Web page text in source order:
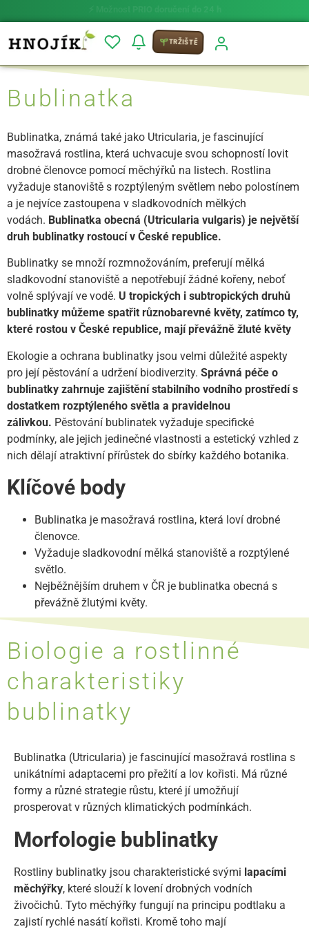
TRŽIŠTĚ
Bublinatka
Bublinatka, známá také jako Utricularia, je fascinující
masožravá rostlina, která uchvacuje svou schopností lovit
drobné členovce pomocí měchýřků na listech. Rostlina
vyžaduje stanoviště s rozptýleným světlem nebo polostínem
a je nejvíce zastoupena v sladkovodních mělkých
vodách. Bublinatka obecná (Utricularia vulgaris) je největší
druh bublinatky rostoucí v České republice.
Bublinatky se množí rozmnožováním, preferují mělká
sladkovodní stanoviště a nepotřebují žádné kořeny, neboť
volně splývají ve vodě. U tropických i subtropických druhů
bublinatky můžeme spatřit různobarevné květy, zatímco ty,
které rostou v České republice, mají převážně žluté květy
Ekologie a ochrana bublinatky jsou velmi důležité aspekty
pro její pěstování a udržení biodiverzity. Správná péče o
bublinatky zahrnuje zajištění stabilního vodního prostředí s
dostatkem rozptýleného světla a pravidelnou
zálivkou. Pěstování bublinatek vyžaduje specifické
podmínky, ale jejich jedinečné vlastnosti a estetický vzhled z
nich dělají atraktivní přírůstek do sbírky každého botanika.
Klíčové body
Bublinatka je masožravá rostlina, která loví drobné
členovce.
Vyžaduje sladkovodní mělká stanoviště a rozptýlené
světlo.
Nejběžnějším druhem v ČR je bublinatka obecná s
převážně žlutými květy.
Biologie a rostlinné
charakteristiky
bublinatky
Bublinatka (Utricularia) je fascinující masožravá rostlina s
unikátními adaptacemi pro přežití a lov kořisti. Má různé
formy a různé strategie růstu, které jí umožňují
prosperovat v různých klimatických podmínkách.
Morfologie bublinatky
Rostliny bublinatky jsou charakteristické svými lapacími
měchýřky, které slouží k lovení drobných vodních
živočichů. Tyto měchýřky fungují na principu podtlaku a
zajistí rychlé nasátí kořisti. Kromě toho mají